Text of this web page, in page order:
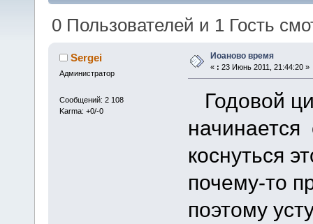
0 Пользователей и 1 Гость
Sergei
Администратор
Сообщений: 2 108
Karma: +0/-0
Иоаново время
« : 23 Июнь 2011, 21:44:20 »
Годовой
коснуться
почему-то
поэтому